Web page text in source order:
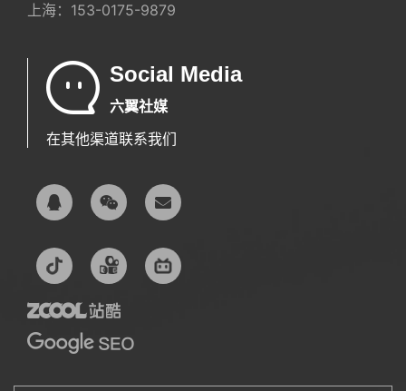
上海： 153-0175-9879
Social Media
六翼社媒
在其他渠道联系我们